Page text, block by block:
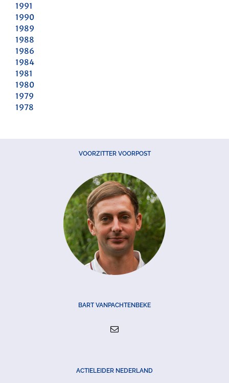
1991
1990
1989
1988
1986
1984
1981
1980
1979
1978
VOORZITTER VOORPOST
BART VANPACHTENBEKE
ACTIELEIDER NEDERLAND